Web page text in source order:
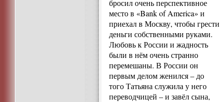
бросил очень перспективное
место в «Bank of America» и
приехал в Москву, чтобы грести
деньги собственными руками.
Любовь к России и жадность
были в нём очень странно
перемешаны. В России он
первым делом женился – до
того Татьяна служила у него
переводчицей – и завёл сына,